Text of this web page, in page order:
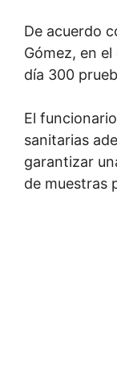
De acuerdo
Gómez, en
día 300
El
sanitarias
garantizar
de muestras